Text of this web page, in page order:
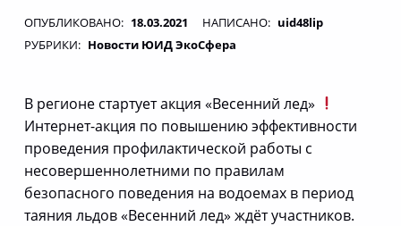
ОПУБЛИКОВАНО: 18.03.2021 НАПИСАНО: uid48lip
РУБРИКИ: Новости ЮИД ЭкоСфера
В регионе стартует акция «Весенний лед»
Интернет-акция по повышению эффективности
проведения профилактической работы с
несовершеннолетними по правилам
безопасного поведения на водоемах в период
таяния льдов «Весенний лед» ждёт участников.